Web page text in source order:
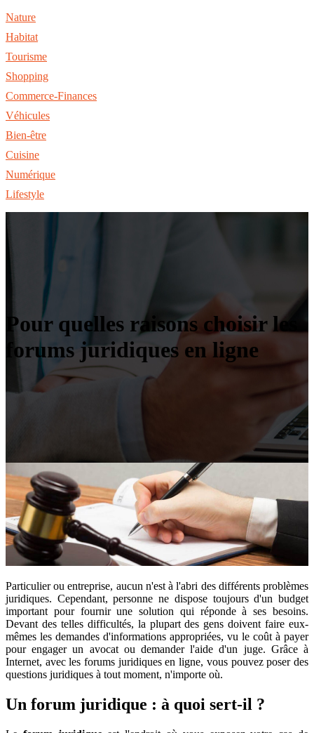
Nature
Habitat
Tourisme
Shopping
Commerce-Finances
Véhicules
Bien-être
Cuisine
Numérique
Lifestyle
Pour quelles raisons choisir les
forums juridiques en ligne
Particulier ou entreprise, aucun n'est à l'abri des différents problèmes
juridiques. Cependant, personne ne dispose toujours d'un budget
important pour fournir une solution qui réponde à ses besoins.
Devant des telles difficultés, la plupart des gens doivent faire eux-
mêmes les demandes d'informations appropriées, vu le coût à payer
pour engager un avocat ou demander l'aide d'un juge. Grâce à
Internet, avec les forums juridiques en ligne, vous pouvez poser des
questions juridiques à tout moment, n'importe où.
Un forum juridique : à quoi sert-il ?